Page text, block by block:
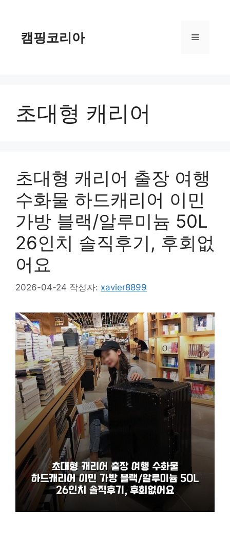
캠핑코리아 메
초대형 캐리어
초대형 캐리어 출장 여행
수화물 하드캐리어 이민
가방 블랙/알루미늄 50L
26인치 솔직후기, 후회없
어요
2026-04-24 작성자: xavier8899